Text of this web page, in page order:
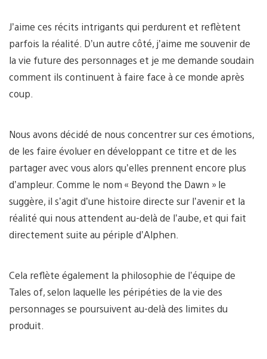
J’aime ces récits intrigants qui perdurent et reflètent
parfois la réalité. D’un autre côté, j’aime me souvenir de
la vie future des personnages et je me demande soudain
comment ils continuent à faire face à ce monde après
coup.
Nous avons décidé de nous concentrer sur ces émotions,
de les faire évoluer en développant ce titre et de les
partager avec vous alors qu’elles prennent encore plus
d’ampleur. Comme le nom « Beyond the Dawn » le
suggère, il s’agit d’une histoire directe sur l’avenir et la
réalité qui nous attendent au-delà de l’aube, et qui fait
directement suite au périple d’Alphen.
Cela reflète également la philosophie de l’équipe de
Tales of, selon laquelle les péripéties de la vie des
personnages se poursuivent au-delà des limites du
produit.